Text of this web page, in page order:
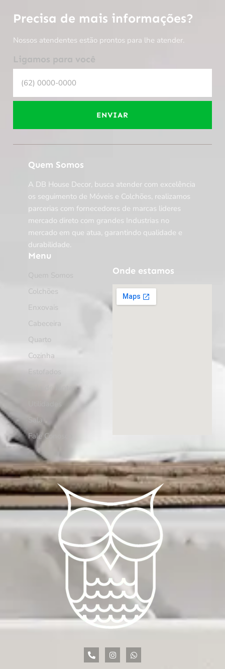
Precisa de mais informações?
Nossos atendentes estão prontos para lhe atender.
Ligamos para você
ENVIAR
Quem Somos
A DB House Decor, busca atender com excelência
os seguimento de Móveis e Colchões, realizamos
parcerias com fornecedores de marcas lideres
mercado direto com grandes Industrias no
mercado em que atua, garantindo qualidade e
durabilidade.
Menu
Colchões
Enxovais
Cabeceira
Quarto
Cozinha
Estofados
Sala de Jantar
Utilidades
Sala
Fale Conosco
Onde estamos